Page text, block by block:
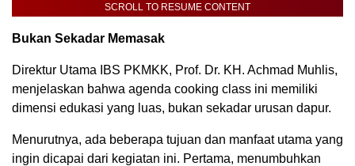
SCROLL TO RESUME CONTENT
Bukan Sekadar Memasak
Direktur Utama IBS PKMKK, Prof. Dr. KH. Achmad Muhlis,
menjelaskan bahwa agenda cooking class ini memiliki
dimensi edukasi yang luas, bukan sekadar urusan dapur.
Menurutnya, ada beberapa tujuan dan manfaat utama yang
ingin dicapai dari kegiatan ini. Pertama, menumbuhkan